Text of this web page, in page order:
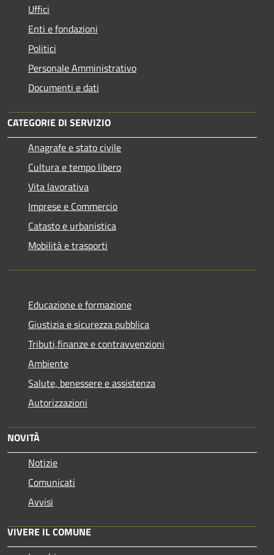
Uffici
Enti e fondazioni
Politici
Personale Amministrativo
Documenti e dati
CATEGORIE DI SERVIZIO
Anagrafe e stato civile
Cultura e tempo libero
Vita lavorativa
Imprese e Commercio
Catasto e urbanistica
Mobilità e trasporti
Educazione e formazione
Giustizia e sicurezza pubblica
Tributi,finanze e contravvenzioni
Ambiente
Salute, benessere e assistenza
Autorizzazioni
NOVITÀ
Notizie
Comunicati
Avvisi
VIVERE IL COMUNE